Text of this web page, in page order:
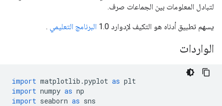
لتبادل المعلومات بين الجماعات صرف.
يسهم تطبيق أدناه هو التكيف لإدوارد 1.0 البرنامج التعليمي .
الواردات
import matplotlib .pyplot as plt
import numpy as np
import seaborn as sns